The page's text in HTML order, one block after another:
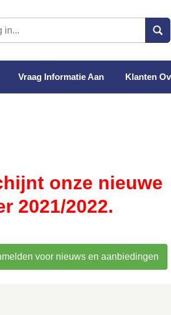
Vraag Informatie Aan Klanten
onze nieuwe
2021/2022.
voor nieuws en aanbiedingen